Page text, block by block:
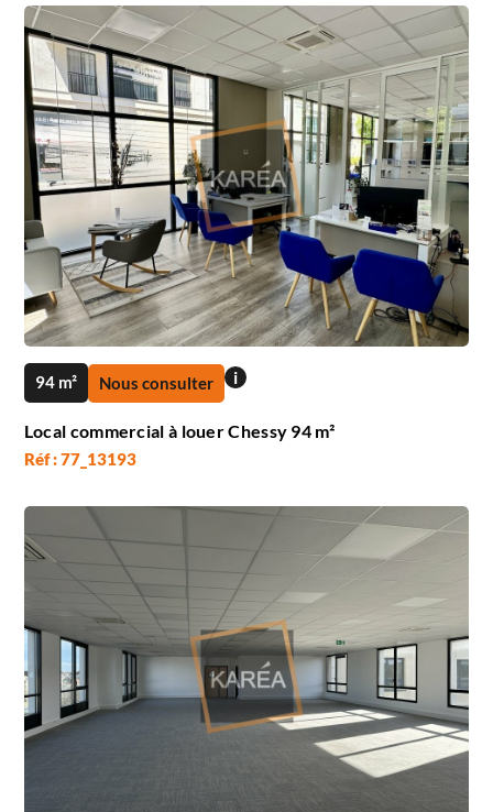
94 m² Nous consulter i
Local commercial à louer Chessy 94 m²
Réf : 77_13193